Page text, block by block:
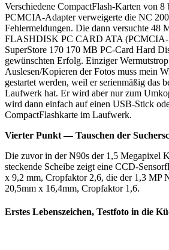
Verschiedene CompactFlash-Karten von
PCMCIA-Adapter verweigerte die NC
Fehlermeldungen. Die dann versuchte 48
FLASHDISK PC CARD ATA (PCMCIA-
SuperStore 170 170 MB PC-Card Hard
gewünschten Erfolg. Einziger
Auslesen/Kopieren der Fotos muss mein
gestartet werden, weil er serienmäßig das
Laufwerk hat. Er wird aber nur zum
wird dann einfach auf einen USB-Stick
CompactFlashkarte im Laufwerk.
Vierter Punkt — Tauschen der
Die zuvor in der N90s der 1,5 Megapixel
steckende Scheibe zeigt eine CCD-
x 9,2 mm, Cropfaktor 2,6, die der 1,3 MP
20,5mm x 16,4mm, Cropfaktor 1,6.
Erstes Lebenszeichen, Testfoto in die